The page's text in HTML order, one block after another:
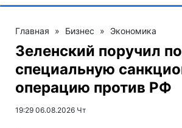
Главная » Бизнес » Экономика
Зеленский поручил
специальную
операцию против РФ
19:29 06.08.2026 Чт